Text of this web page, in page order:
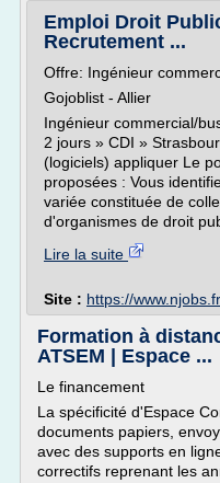
Emploi Droit
Recrutement ...
Offre: Ingénieur
Gojoblist - Allier
Ingénieur commercial/
2 jours » CDI »
(logiciels) appliquer Le
proposées : Vous
variée constituée de
d'organismes de droit
Lire la suite
Site : https://www.njobs.fr
Formation à
ATSEM | Espace ...
Le financement
La spécificité d'Espace
documents papiers,
avec des supports en
correctifs reprenant les